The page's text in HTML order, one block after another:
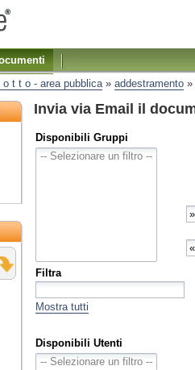
o t t o - area pubblica» addestramento»
Invia via Email il
Disponibili Gruppi
Filtra
Mostra tutti
Disponibili Utenti